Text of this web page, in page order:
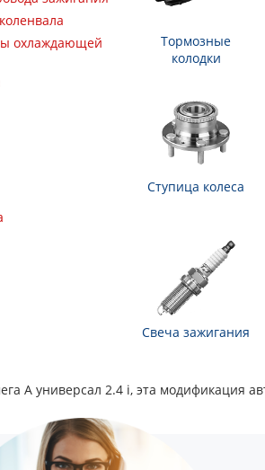
охлаждающей
Тормозные
колодки
Ступица колеса
Свеча зажигания
А универсал 2.4 i, эта модификация